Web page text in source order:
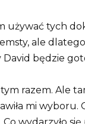
używać tych
ale
David będzie
razem. Ale
mi wyboru.